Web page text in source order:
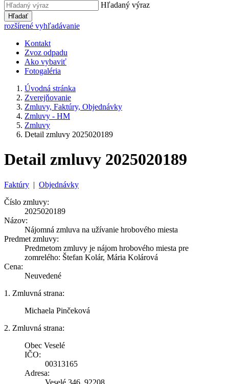
Hľadaný výraz
Hľadať
rozšírené vyhľadávanie
Kontakt
Zvoz odpadu
Ako vybaviť
Fotogaléria
Úvodná stránka
Zverejňovanie
Zmluvy, Faktúry, Objednávky
Zmluvy - HM
Zmluvy
Detail zmluvy 2025020189
Detail zmluvy 2025020189
Faktúry | Objednávky
Číslo zmluvy:
2025020189
Názov:
Nájomná zmluva na užívanie hrobového miesta
Predmet zmluvy:
Predmetom zmluvy je nájom hrobového miesta pre
zomrelého: Štefan Kolár, Mária Kolárová
Cena:
Neuvedené
1. Zmluvná strana:
Michaela Pinčeková
2. Zmluvná strana:
Obec Veselé
IČO:
00313165
Adresa:
Veselé 346, 92208